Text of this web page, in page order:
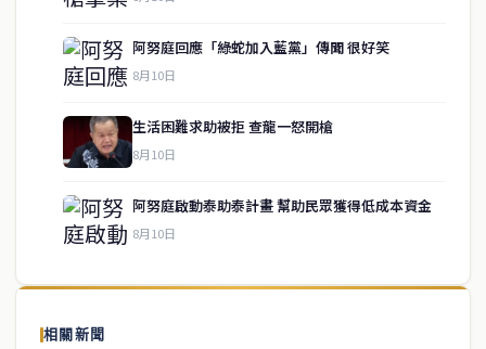
阿努庭回應「綠蛇加入藍黨」傳聞 很好笑
8月10日
生活困難求助被拒 查龍一怒開槍
8月10日
阿努庭啟動泰助泰計畫 幫助民眾獲得低成本資金
8月10日
相關新聞
關於我們
泰國中文新聞（TCN）是一家總部設於曼谷的中文新聞媒體，致力於
供即時、客觀、多元的中文新聞內容。
service@thaichinesenews.com